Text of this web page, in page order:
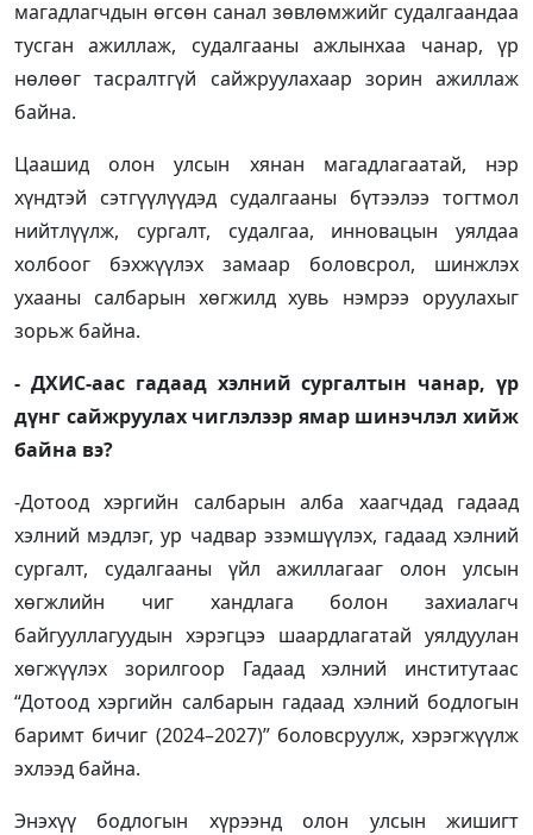
магадлагчдын өгсөн санал зөвлөмжийг судалгаандаа
тусган ажиллаж, судалгааны ажлынхаа чанар, үр
нөлөөг тасралтгүй сайжруулахаар зорин ажиллаж
байна.
Цаашид олон улсын хянан магадлагаатай, нэр
хүндтэй сэтгүүлүүдэд судалгааны бүтээлээ тогтмол
нийтлүүлж, сургалт, судалгаа, инновацын уялдаа
холбоог бэхжүүлэх замаар боловсрол, шинжлэх
ухааны салбарын хөгжилд хувь нэмрээ оруулахыг
зорьж байна.
- ДХИС-аас гадаад хэлний сургалтын чанар, үр
дүнг сайжруулах чиглэлээр ямар шинэчлэл хийж
байна вэ?
-Дотоод хэргийн салбарын алба хаагчдад гадаад
хэлний мэдлэг, ур чадвар эзэмшүүлэх, гадаад хэлний
сургалт, судалгааны үйл ажиллагааг олон улсын
хөгжлийн чиг хандлага болон захиалагч
байгууллагуудын хэрэгцээ шаардлагатай уялдуулан
хөгжүүлэх зорилгоор Гадаад хэлний институтаас
“Дотоод хэргийн салбарын гадаад хэлний бодлогын
баримт бичиг (2024–2027)” боловсруулж, хэрэгжүүлж
эхлээд байна.
Энэхүү бодлогын хүрээнд олон улсын жишигт